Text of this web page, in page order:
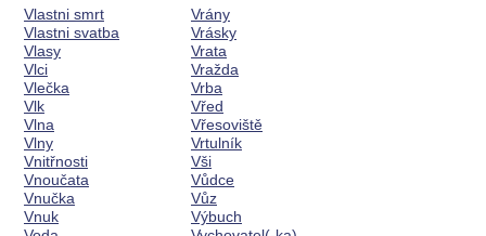
Vlastni smrt
Vlastni svatba
Vlasy
Vlci
Vlečka
Vlk
Vlna
Vlny
Vnitřnosti
Vnoučata
Vnučka
Vnuk
Vrány
Vrásky
Vrata
Vražda
Vrba
Vřed
Vřesoviště
Vrtulník
Vši
Vůdce
Vůz
Výbuch